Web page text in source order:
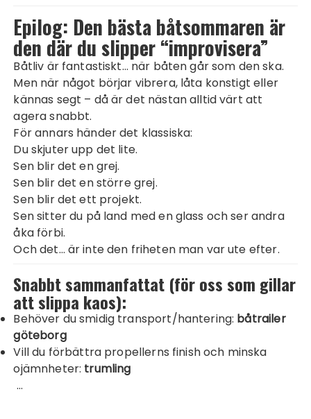
Epilog: Den bästa båtsommaren är
den där du slipper “improvisera”
Båtliv är fantastiskt… när båten går som den ska.
Men när något börjar vibrera, låta konstigt eller
kännas segt – då är det nästan alltid värt att
agera snabbt.
För annars händer det klassiska:
Du skjuter upp det lite.
Sen blir det en grej.
Sen blir det en större grej.
Sen blir det ett projekt.
Sen sitter du på land med en glass och ser andra
åka förbi.
Och det… är inte den friheten man var ute efter.
Snabbt sammanfattat (för oss som gillar
att slippa kaos):
Behöver du smidig transport/hantering: båtrailer
göteborg
Vill du förbättra propellerns finish och minska
ojämnheter: trumling
…